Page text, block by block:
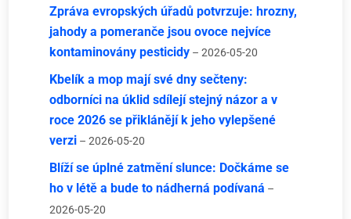
Zpráva evropských úřadů potvrzuje: hrozny,
jahody a pomeranče jsou ovoce nejvíce
kontaminovány pesticidy – 2026-05-20
Kbelík a mop mají své dny sečteny:
odborníci na úklid sdílejí stejný názor a v
roce 2026 se přiklánějí k jeho vylepšené
verzi – 2026-05-20
Blíží se úplné zatmění slunce: Dočkáme se
ho v létě a bude to nádherná podívaná –
2026-05-20